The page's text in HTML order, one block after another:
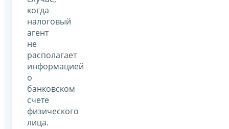
когда
налоговый
агент
не
располагает
информацией
о
банковском
счете
физического
лица.